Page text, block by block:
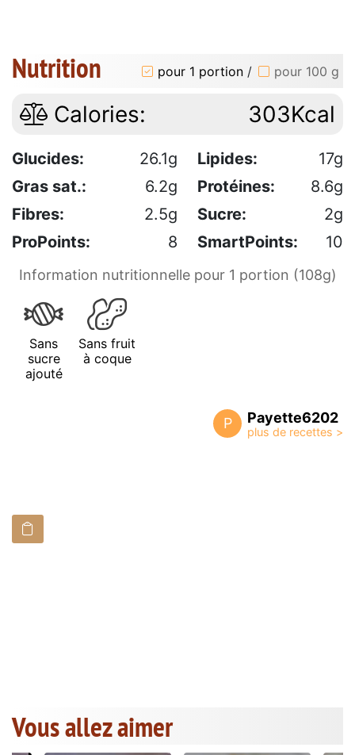
Nutrition pour 1 portion / pour 100 g
Calories: 303Kcal
Glucides: 26.1g Lipides:
17g
Gras sat.:
6.2g Protéines:
8.6g
Fibres:
2.5g Sucre:
2g
ProPoints:
8 SmartPoints: 10
Information nutritionnelle pour 1 portion (108g)
Sans
sucre
ajouté
Sans fruit
à coque
P Payette6202
Vous allez aimer